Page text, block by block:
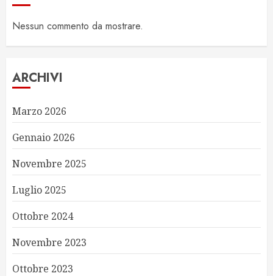
Nessun commento da mostrare.
ARCHIVI
Marzo 2026
Gennaio 2026
Novembre 2025
Luglio 2025
Ottobre 2024
Novembre 2023
Ottobre 2023